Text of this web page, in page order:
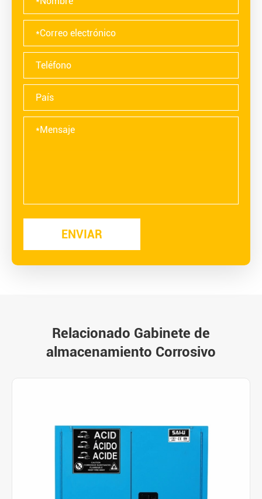
Relacionado Gabinete de
almacenamiento Corrosivo